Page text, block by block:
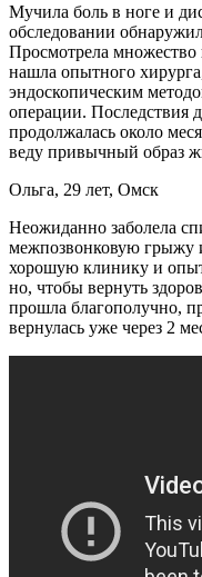
Мучила боль в ноге и
обследовании
Просмотрела множество
нашла опытного
эндоскопическим
операции. Последствия
продолжалась около
веду привычный образ
Ольга, 29 лет, Омск
Неожиданно заболела
межпозвонковую грыжу
хорошую клинику и
но, чтобы вернуть
прошла благополучно,
вернулась уже через 2